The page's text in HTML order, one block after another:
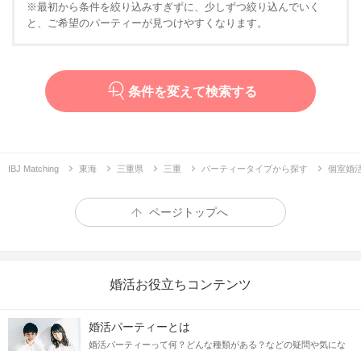
※最初から条件を絞り込みすぎずに、少しずつ絞り込んでいく
と、ご希望のパーティーが見つけやすくなります。
条件を変えて検索する
IBJ Matching 東海 三重県 三重 パーティータイプから探す 個室婚
ページトップへ
婚活お役立ちコンテンツ
婚活パーティーとは
婚活パーティーって何？どんな種類がある？などの疑問や気にな